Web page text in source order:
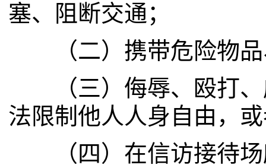
塞、阻断交通；
（二）携带危险物品
（三）侮辱、殴打、
法限制他人人身自由，
（四）在信访接待场